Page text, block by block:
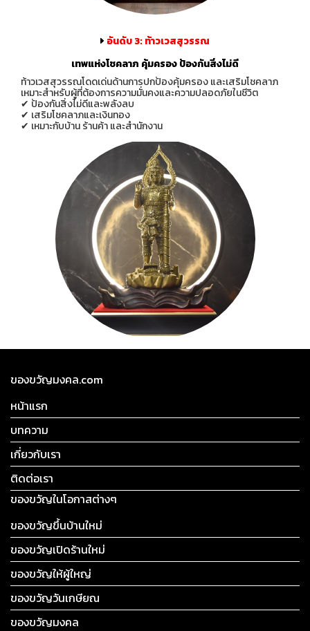
อันดับ 3: ท้าวเวสสุวรรณ
เทพแห่งโชคลาภ คุ้มครอง ป้องกันสิ่งไม่ดี
ท้าวเวสสุวรรณโดดเด่นด้านการปกป้องคุ้มครอง และเสริมโชคลาภ
เหมาะสำหรับผู้ที่ต้องการความมั่นคงและความปลอดภัยในชีวิต
✔ ป้องกันสิ่งไม่ดีและพลังลบ
✔ เสริมโชคลาภและเงินทอง
✔ เหมาะกับบ้าน ร้านค้า และสำนักงาน
ของขวัญมงคล.com
หน้าแรก
บทความ
เกี่ยวกับเรา
ติดต่อเรา
ของขวัญในโอกาสต่างๆ
ของขวัญขึ้นบ้านใหม่
ของขวัญเปิดร้านใหม่
ของขวัญให้ผู้ใหญ่
ของขวัญวันเกษียณ
ของขวัญมงคล